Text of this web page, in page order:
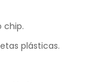
chip.
plásticas.